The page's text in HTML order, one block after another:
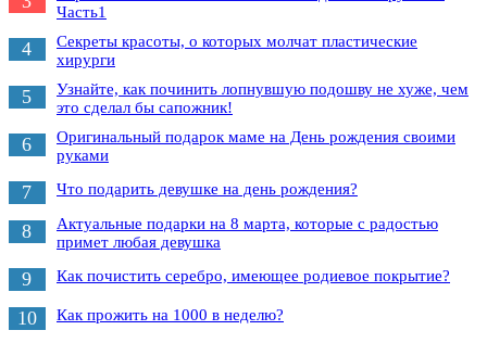
Часть1
4
Секреты красоты, о которых молчат пластические
хирурги
5
Узнайте, как починить лопнувшую подошву не хуже, чем
это сделал бы сапожник!
6
Оригинальный подарок маме на День рождения своими
руками
7 Что подарить девушке на день рождения?
8
Актуальные подарки на 8 марта, которые с радостью
примет любая девушка
9 Как почистить серебро, имеющее родиевое покрытие?
10 Как прожить на 1000 в неделю?